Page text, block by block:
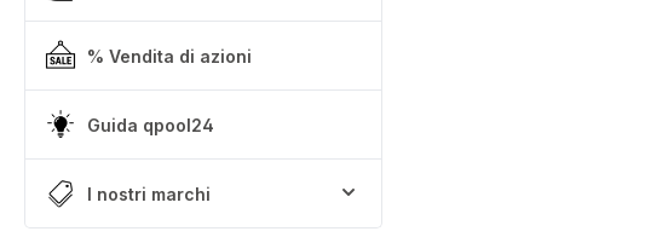
% Vendita di azioni
Guida qpool24
I nostri marchi